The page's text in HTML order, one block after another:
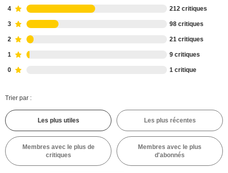
4 212 critiques
3 98 critiques
2 21 critiques
1 9 critiques
0 1 critique
Trier par :
Les plus utiles Les plus récentes
Membres avec le plus de
critiques
Membres avec le plus
d'abonnés